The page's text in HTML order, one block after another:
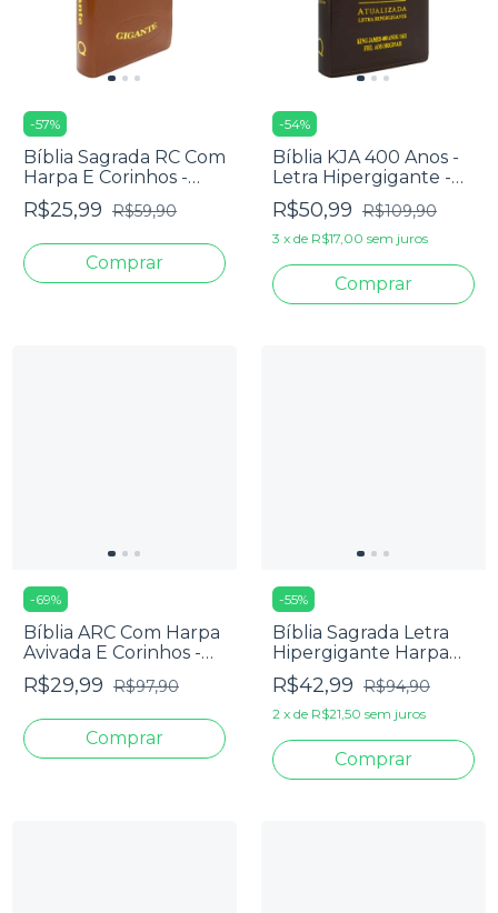
-57%
Bíblia Sagrada RC Com
Harpa E Corinhos -
Capa Luxo Veneza
Whisk
R$25,99 R$59,90
-54%
Bíblia KJA 400 Anos -
Letra Hipergigante -
Capa Luxo Marrom
R$50,99 R$109,90
3 x de R$17,00 sem juros
-69%
Bíblia ARC Com Harpa
Avivada E Corinhos -
Letra Jumbo - Capa
Dura Floral Pink
R$29,99 R$97,90
-55%
Bíblia Sagrada Letra
Hipergigante Harpa
Avivada E Corinhos -
Carteira Rosa Claro
R$42,99 R$94,90
2 x de R$21,50 sem juros